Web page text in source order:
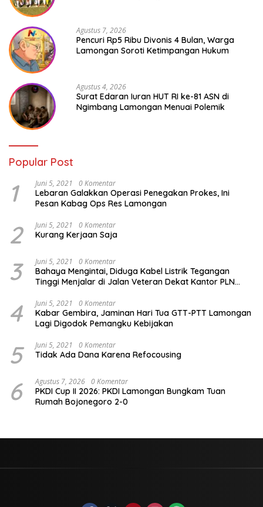
Agustus 7, 2026
Pencuri Rp5 Ribu Divonis 4 Bulan, Warga
Lamongan Soroti Ketimpangan Hukum
Agustus 4, 2026
Surat Edaran Iuran HUT RI ke-81 ASN di
Ngimbang Lamongan Menuai Polemik
Popular Post
1 Juni 5, 2021 0 Komentar
Lebaran Galakkan Operasi Penegakan Prokes, Ini
Pesan Kabag Ops Res Lamongan
2 Juni 5, 2021 0 Komentar
Kurang Kerjaan Saja
3 Juni 5, 2021 0 Komentar
Bahaya Mengintai, Diduga Kabel Listrik Tegangan
Tinggi Menjalar di Jalan Veteran Dekat Kantor PLN
4 Juni 5, 2021 0 Komentar
Kabar Gembira, Jaminan Hari Tua GTT-PTT Lamongan
Lagi Digodok Pemangku Kebijakan
5 Juni 5, 2021 0 Komentar
Tidak Ada Dana Karena Refocousing
6 Agustus 7, 2026 0 Komentar
PKDI Cup II 2026: PKDI Lamongan Bungkam Tuan
Rumah Bojonegoro 2-0